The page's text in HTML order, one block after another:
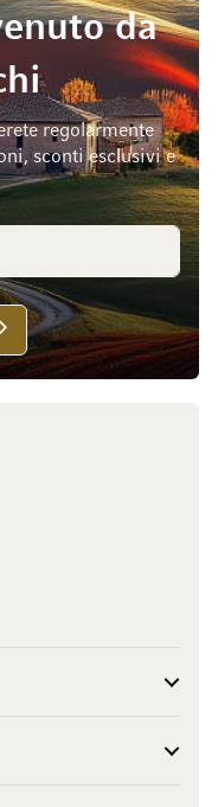
da
regolarmente
sconti esclusivi e